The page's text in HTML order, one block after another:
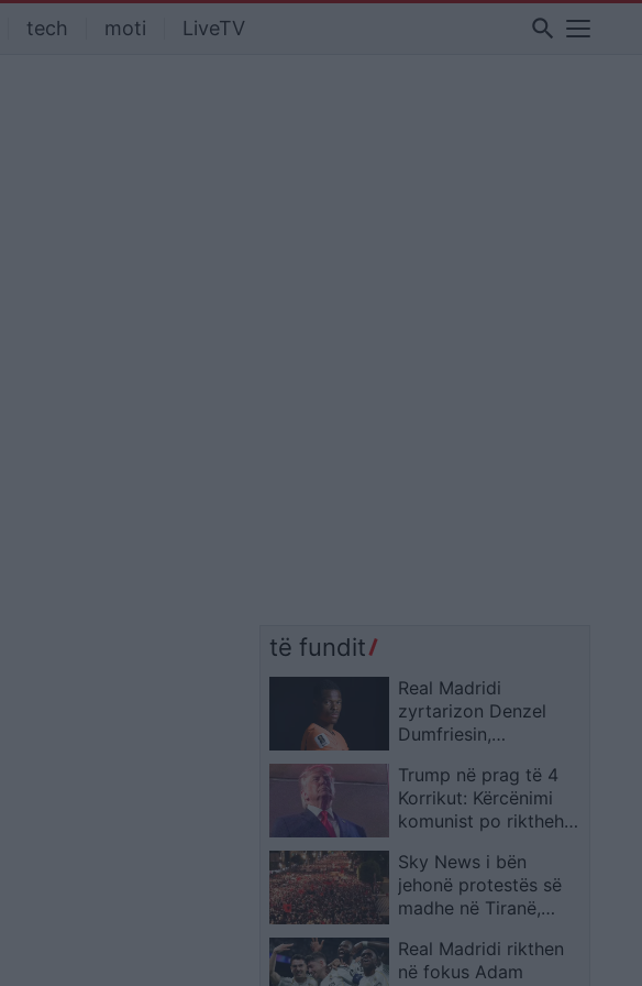
tech moti LiveTV search
të fundit
Real Madridi
zyrtarizon Denzel
Dumfriesin,
2030
Trump në prag të 4
Korrikut: Kërcënimi
komunist po rikthehet
Sky News i bën
jehonë protestës së
madhe në Tiranë,
vite burg” në
ditëlindje
Real Madridi rikthen
në fokus Adam